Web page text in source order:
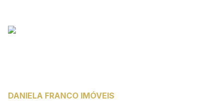
DANIELA FRANCO IMÓVEIS